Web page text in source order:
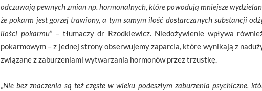
odczuwają pewnych zmian np. hormonalnych, które powodują mniejsze
że pokarm jest gorzej trawiony, a tym samym ilość dostarczanych substancji
ilości pokarmu” – tłumaczy dr Rzodkiewicz. Niedożywienie wpływa
pokarmowym – z jednej strony obserwujemy zaparcia, które wynikają z
związane z zaburzeniami wytwarzania hormonów przez trzustkę.
„Nie bez znaczenia są też częste w wieku podeszłym zaburzenia psychiczne,